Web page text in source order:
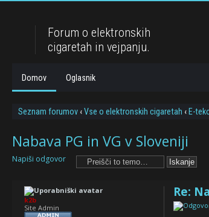
Forum o elektronskih
cigaretah in vejpanju.
Domov Oglasnik
Seznam forumov ‹Vse o elektronskih cigaretah ‹ E-
Nabava PG in VG v Sloveniji
Napiši odgovor
Re:
k2b
Site Admin